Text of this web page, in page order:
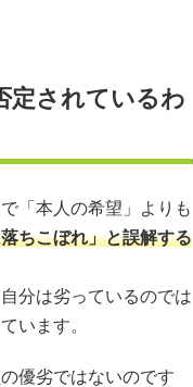
定されているわ
「本人の希望」よりも
ちこぼれ」と誤解する
分は劣っているのでは
います。
優劣ではないのです